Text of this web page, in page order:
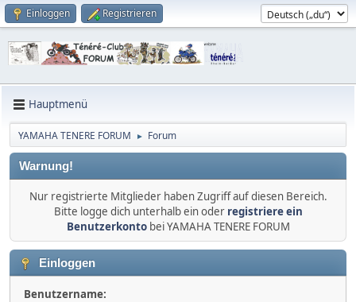
Einloggen Registrieren
Hauptmenü
YAMAHA TENERE FORUM ► Forum
Warnung!
Nur registrierte Mitglieder haben Zugriff auf diesen Bereich.
Bitte logge dich unterhalb ein oder registriere ein
Benutzerkontobei YAMAHA TENERE FORUM
Einloggen
Benutzername: